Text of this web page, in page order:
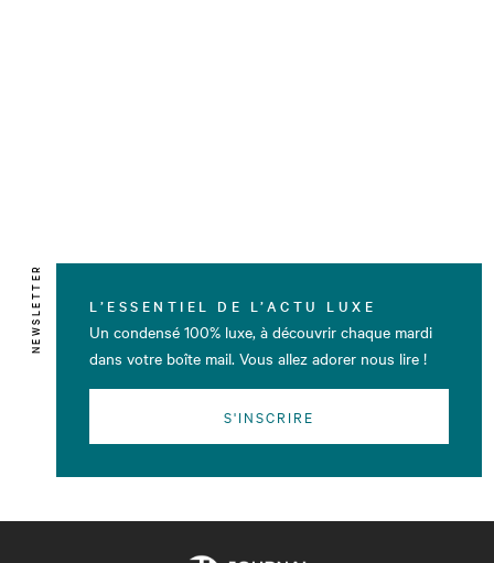
NEWSLETTER L’ESSENTIEL DE L’ACTU LUXE
Un condensé 100% luxe, à découvrir chaque mardi
dans votre boîte mail. Vous allez adorer nous lire !
S'INSCRIRE